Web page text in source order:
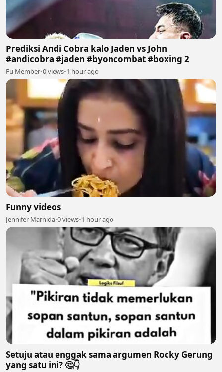
Prediksi Andi Cobra kalo Jaden vs John
#andicobra #jaden #byoncombat #boxing 2
Fu Member•0 views•1 hour ago
Funny videos
Jennifer Marnida•0 views•1 hour ago
Setuju atau enggak sama argumen Rocky Gerung
yang satu ini? 🤔👇